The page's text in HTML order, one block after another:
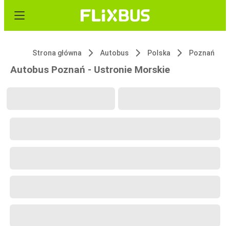
Strona główna Autobus Polska Poznań
Autobus Poznań - Ustronie Morskie